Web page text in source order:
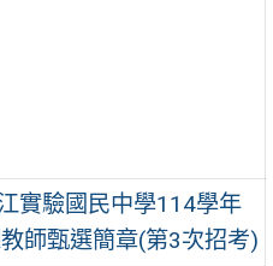
實驗國民中學114學年
師甄選簡章(第3次招考)